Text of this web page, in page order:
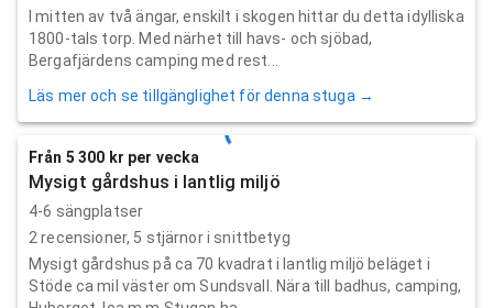
I mitten av två ängar, enskilt i skogen hittar du detta idylliska
1800-tals torp. Med närhet till havs- och sjöbad,
Bergafjärdens camping med rest...
Läs mer och se tillgänglighet för denna stuga →
Från 5 300 kr per vecka
Mysigt gårdshus i lantlig miljö
4-6 sängplatser
2 recensioner, 5 stjärnor i snittbetyg
Mysigt gårdshus på ca 70 kvadrat i lantlig miljö beläget i
Stöde ca mil väster om Sundsvall. Nära till badhus, camping,